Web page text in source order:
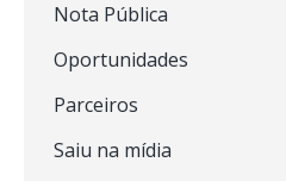
Nota Pública
Oportunidades
Parceiros
Saiu na mídia